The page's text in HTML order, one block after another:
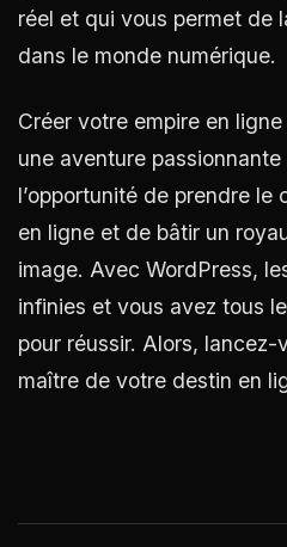
réel et qui vous permet de
dans le monde numérique.
Créer votre empire en
une aventure
l’opportunité de prendre
en ligne et de bâtir un
image. Avec WordPress,
infinies et vous avez tous
pour réussir. Alors,
maître de votre destin en